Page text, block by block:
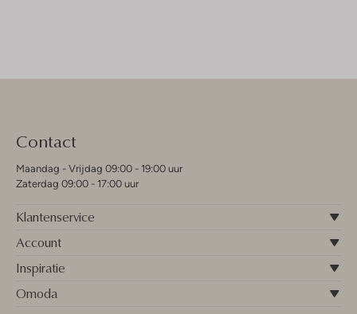
Contact
Maandag - Vrijdag 09:00 - 19:00 uur
Zaterdag 09:00 - 17:00 uur
Klantenservice
Account
Inspiratie
Omoda